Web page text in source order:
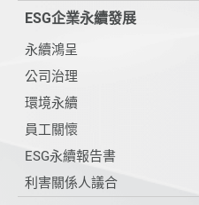
ESG企業永續發展
永續鴻呈
公司治理
環境永續
員工關懷
ESG永續報告書
利害關係人議合